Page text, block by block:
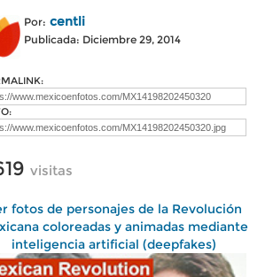
Por: centli
Publicada: Diciembre 29, 2014
visitas
fotos de personajes de la Revolución
coloreadas y animadas mediante
inteligencia artificial (deepfakes)